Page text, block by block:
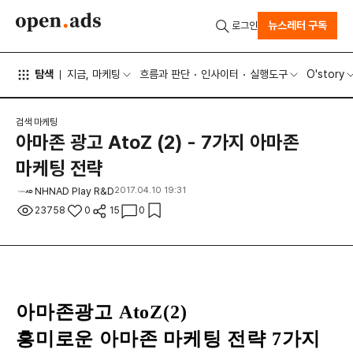
탐색 지금, 마케팅 흐름과 판단 인사이터 실행도구 O'story
로그인 뉴스레터 구독
검색 마케팅
아마존 광고 AtoZ (2) - 7가지 아마존
마케팅 전략
NHNAD Play R&D2017.04.10 19:31
23758 0 15 0
아마존광고 AtoZ(2)
흥미로운 아마존 마케팅 전략 7가지